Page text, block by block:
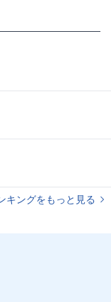
キングをもっと見る